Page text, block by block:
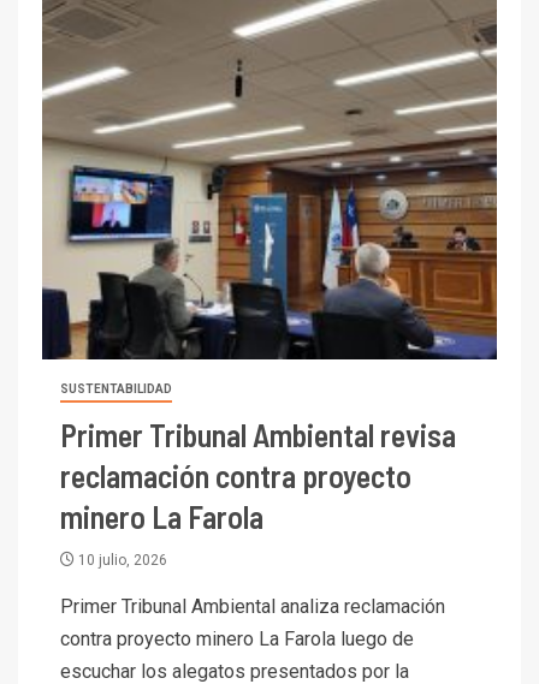
SUSTENTABILIDAD
Primer Tribunal Ambiental revisa
reclamación contra proyecto
minero La Farola
10 julio, 2026
Primer Tribunal Ambiental analiza reclamación
contra proyecto minero La Farola luego de
escuchar los alegatos presentados por la